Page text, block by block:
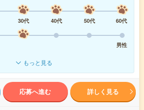
30代 40代 50代
60代
男性
もっと見る
応募へ進む 詳しく見る